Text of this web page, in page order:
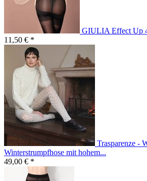
GIULIA Effect Up
11,50 € *
Trasparenze -
Winterstrumpfhose mit hohem...
49,00 € *